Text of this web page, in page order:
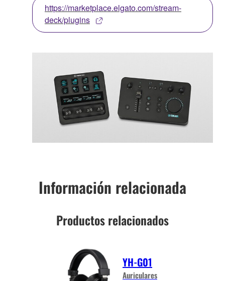
https://marketplace.elgato.com/stream-
deck/plugins
Información relacionada
Productos relacionados
YH-G01
Auriculares